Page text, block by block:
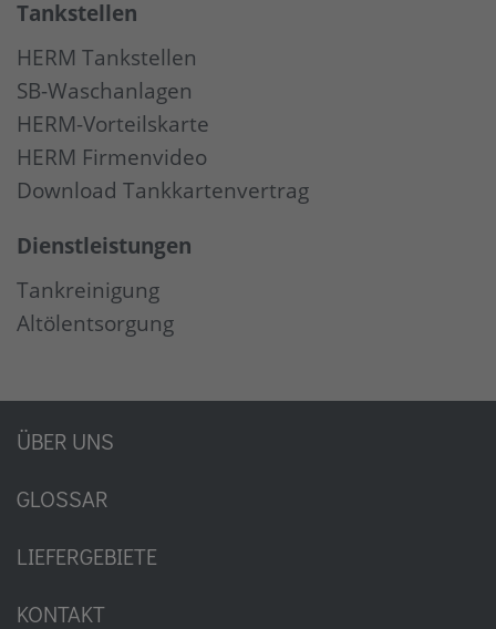
Tankstellen
HERM Tankstellen
SB-Waschanlagen
HERM-Vorteilskarte
HERM Firmenvideo
Download Tankkartenvertrag
Dienstleistungen
Tankreinigung
Altölentsorgung
ÜBER UNS
GLOSSAR
LIEFERGEBIETE
KONTAKT